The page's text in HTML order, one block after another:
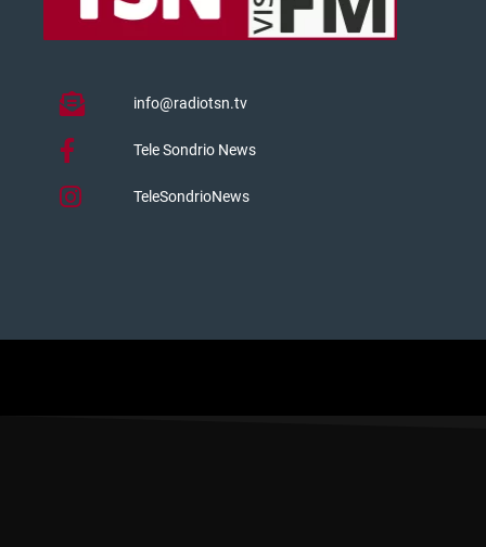
info@radiotsn.tv
Tele Sondrio News
TeleSondrioNews